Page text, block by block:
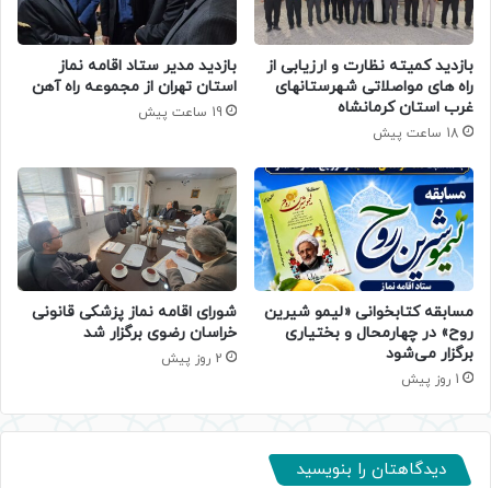
بازدید کمیته نظارت و ارزیابی از
راه های مواصلاتی شهرستانهای
غرب استان کرمانشاه
18 ساعت پیش
بازدید مدیر ستاد اقامه نماز
استان تهران از مجموعه راه آهن
19 ساعت پیش
مسابقه کتابخوانی «لیمو شیرین
روح» در چهارمحال و بختیاری
برگزار می‌شود
1 روز پیش
شورای اقامه نماز پزشکی قانونی
خراسان رضوی برگزار شد
2 روز پیش
دیدگاهتان را بنویسید